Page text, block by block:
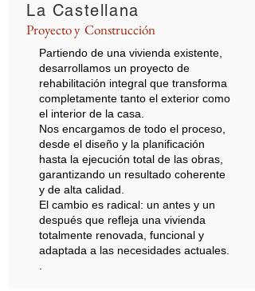
La Castellana
Proyecto y Construcción
Partiendo de una vivienda existente,
desarrollamos un proyecto de
rehabilitación integral que transforma
completamente tanto el exterior como
el interior de la casa.
Nos encargamos de todo el proceso,
desde el diseño y la planificación
hasta la ejecución total de las obras,
garantizando un resultado coherente
y de alta calidad.
El cambio es radical: un antes y un
después que refleja una vivienda
totalmente renovada, funcional y
adaptada a las necesidades actuales.